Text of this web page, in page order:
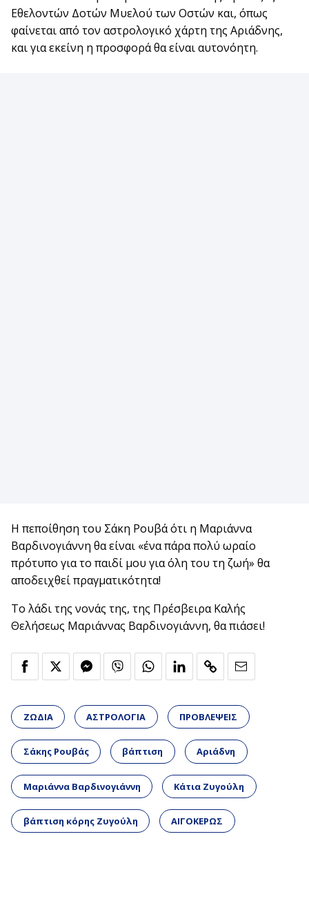
Εθελοντών Δοτών Μυελού των Οστών και, όπως
φαίνεται από τον αστρολογικό χάρτη της Αριάδνης,
και για εκείνη η προσφορά θα είναι αυτονόητη.
Η πεποίθηση του Σάκη Ρουβά ότι η Μαριάννα
Βαρδινογιάννη θα είναι «ένα πάρα πολύ ωραίο
πρότυπο για το παιδί μου για όλη του τη ζωή» θα
αποδειχθεί πραγματικότητα!
Το λάδι της νονάς της, της Πρέσβειρα Καλής
Θελήσεως Μαριάννας Βαρδινογιάννη, θα πιάσει!
ΖΩΔΙΑ ΑΣΤΡΟΛΟΓΙΑ ΠΡΟΒΛΕΨΕΙΣ
Σάκης Ρουβάς βάπτιση Αριάδνη
Μαριάννα Βαρδινογιάννη Κάτια Ζυγούλη
βάπτιση κόρης Ζυγούλη ΑΙΓΟΚΕΡΩΣ